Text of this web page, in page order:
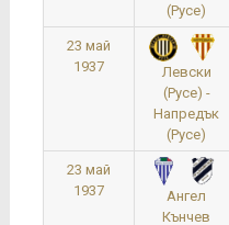
(Русе)
23 май
1937
Левски
(Русе) -
Напредък
(Русе)
23 май
1937
Ангел
Кънчев